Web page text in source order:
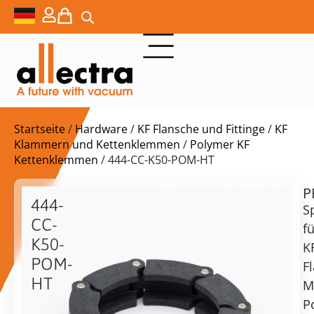
Startseite/ Hardware/ KF Flansche und Fittinge/ KF
Klammern und Kettenklemmen / Polymer KF
Kettenklemmen / 444-CC-K50-POM-HT
444-
CC-
K50-
POM-
HT
Kettenklemme
$
vorrätig
Lieferzeit:
Versand